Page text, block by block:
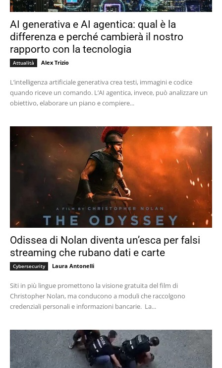
AI generativa e AI agentica: qual è la
differenza e perché cambierà il nostro
rapporto con la tecnologia
Attualità Alex Trizio
L’intelligenza artificiale generativa crea testi, immagini e codice
quando riceve un comando. L’AI agentica, invece, può analizzare un
obiettivo, elaborare un piano e compiere...
Odissea di Nolan diventa un’esca per falsi
streaming che rubano dati e carte
Cybersecurity Laura Antonelli
Siti in più lingue promettono la visione gratuita del film di
Christopher Nolan, ma conducono a moduli che raccolgono
credenziali personali e informazioni bancarie. La...